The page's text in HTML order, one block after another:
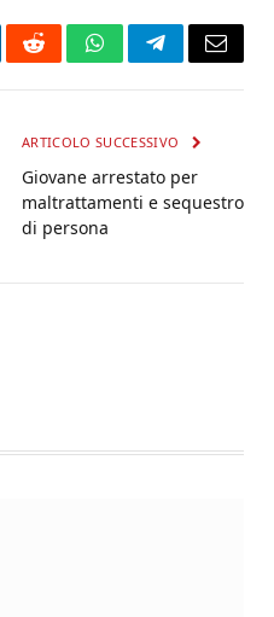
RedditWhatsAppTelegramEmail
ARTICOLO SUCCESSIVO
Giovane arrestato per
maltrattamenti e sequestro
di persona